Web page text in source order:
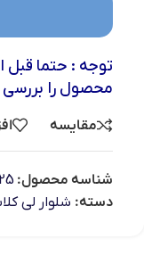
توجه : حتما قبل
محصول را بررسی
مقایسه
شناسه محصول: 1
دسته: شلوار لی